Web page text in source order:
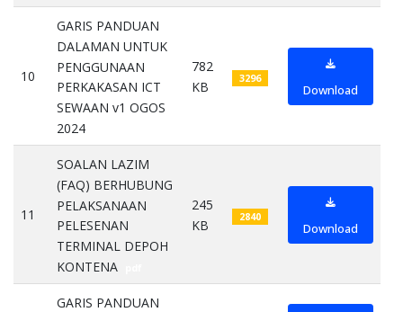
10
GARIS PANDUAN
DALAMAN UNTUK
PENGGUNAAN
PERKAKASAN ICT
SEWAAN v1 OGOS
2024
782
KB
3296
Download
11
SOALAN LAZIM
(FAQ) BERHUBUNG
PELAKSANAAN
PELESENAN
TERMINAL DEPOH
KONTENA
245
KB
2840
Download
GARIS PANDUAN